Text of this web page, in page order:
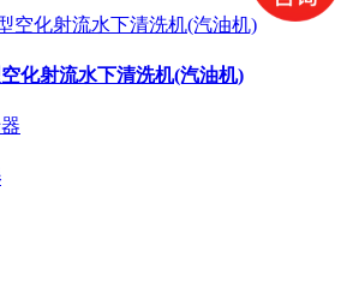
化射流水下清洗机(汽油机)